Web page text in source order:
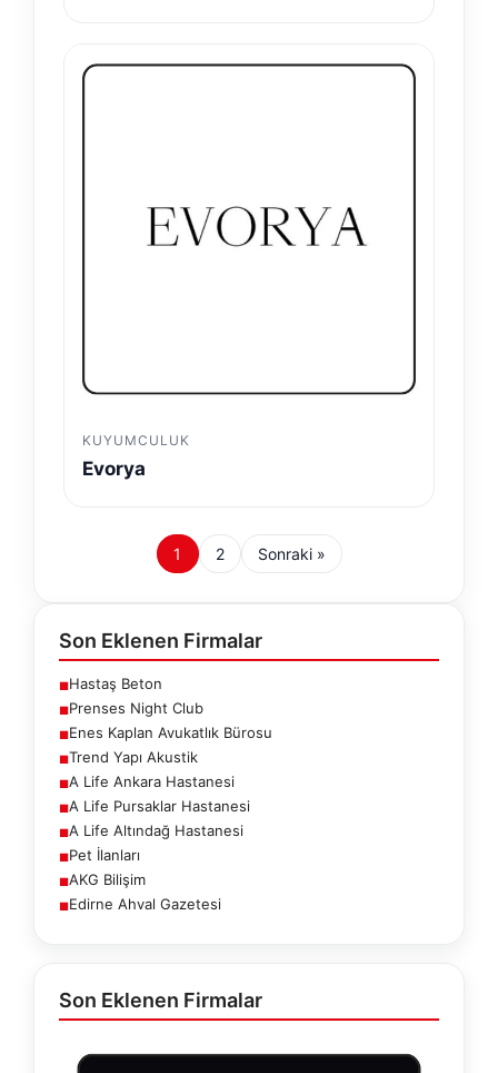
KUYUMCULUK
Evorya
1 2 Sonraki »
Son Eklenen Firmalar
■Hastaş Beton
■Prenses Night Club
■Enes Kaplan Avukatlık Bürosu
■Trend Yapı Akustik
■A Life Ankara Hastanesi
■A Life Pursaklar Hastanesi
■A Life Altındağ Hastanesi
■Pet İlanları
■AKG Bilişim
■Edirne Ahval Gazetesi
Son Eklenen Firmalar